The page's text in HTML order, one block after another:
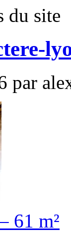
du site
par
61 m²